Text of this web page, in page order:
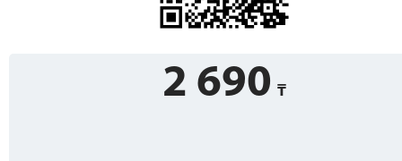
2 690